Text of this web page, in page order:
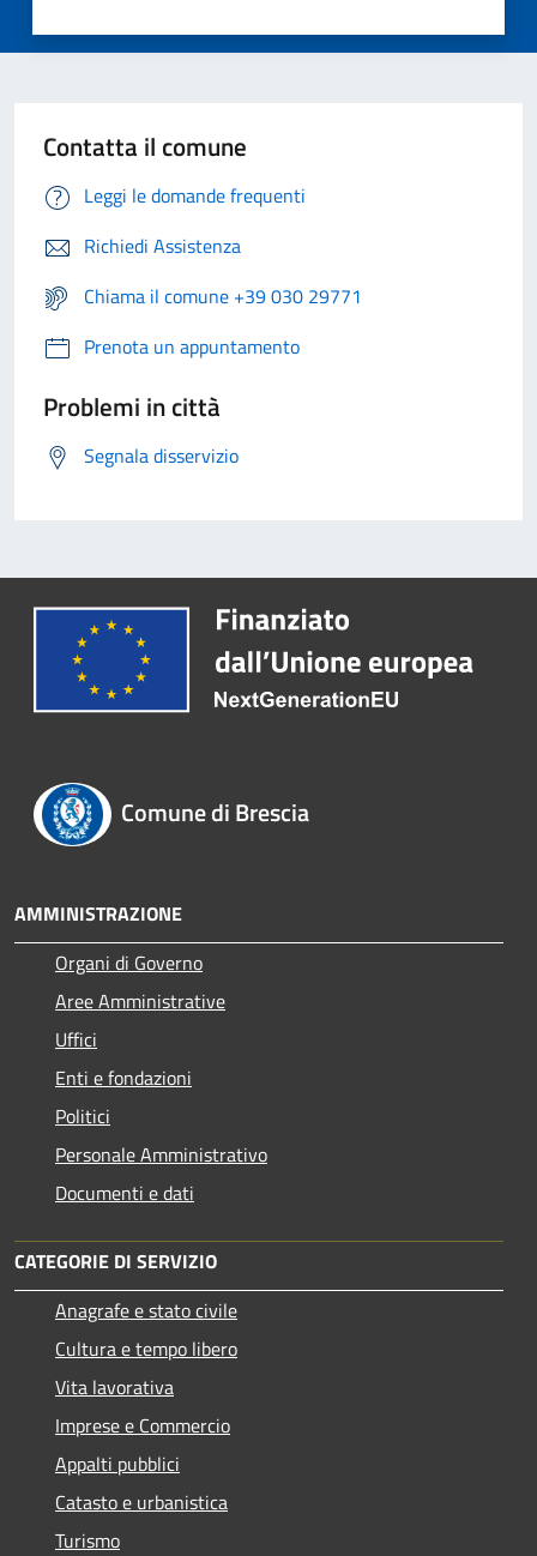
Contatta il comune
Leggi le domande frequenti
Richiedi Assistenza
Chiama il comune +39 030 29771
Prenota un appuntamento
Problemi in città
Segnala disservizio
Comune di Brescia
AMMINISTRAZIONE
Organi di Governo
Aree Amministrative
Uffici
Enti e fondazioni
Politici
Personale Amministrativo
Documenti e dati
CATEGORIE DI SERVIZIO
Anagrafe e stato civile
Cultura e tempo libero
Vita lavorativa
Imprese e Commercio
Appalti pubblici
Catasto e urbanistica
Turismo